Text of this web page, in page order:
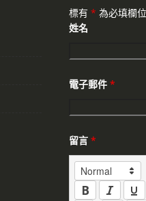
標有 * 為必填欄位
姓名
電子郵件 *
留言 *